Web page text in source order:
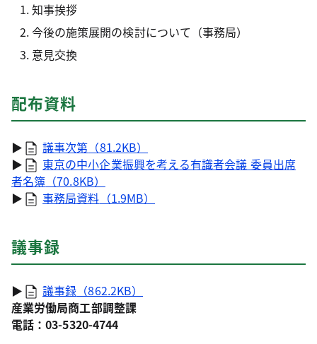
知事挨拶
今後の施策展開の検討について（事務局）
意見交換
配布資料
▶ 議事次第 （81.2KB）
▶
東京の中小企業振興を考える有識者会議 委員出席
者名簿 （70.8KB）
▶
事務局資料 （1.9MB）
議事録
▶ 議事録 （862.2KB）
産業労働局商工部調整課
電話：03-5320-4744